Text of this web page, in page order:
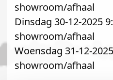
showroom/afhaal
Dinsdag 30-12-2025
showroom/afhaal
Woensdag 31-12-
showroom/afhaal